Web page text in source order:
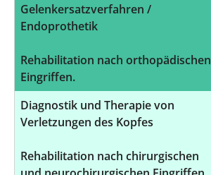
Gelenkersatzverfahren /
Endoprothetik
Rehabilitation nach orthopädischen
Eingriffen.
Diagnostik und Therapie von
Verletzungen des Kopfes
Rehabilitation nach chirurgischen